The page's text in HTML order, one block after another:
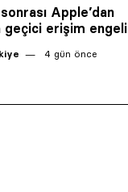
Apple’dan
geçici erişim engeli
4 gün önce